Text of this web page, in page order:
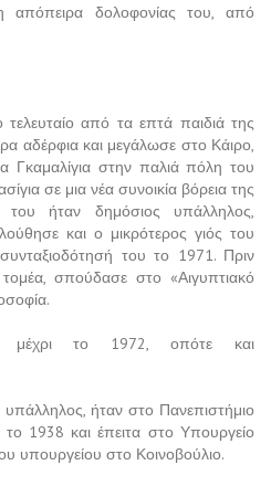
απόπειρα δολοφονίας του, από
από τα επτά παιδιά της
αδέρφια και μεγάλωσε στο Κάιρο,
Γκαμαλίγια στην παλιά πόλη του
σε μια νέα συνοικία βόρεια της
ήταν δημόσιος υπάλληλος,
και ο μικρότερος γιός του
του το 1971. Πριν
σπούδασε στο «Αιγυπτιακό
μέχρι το 1972, οπότε και
ήταν στο Πανεπιστήμιο
1938 και έπειτα στο Υπουργείο
υπουργείου στο Κοινοβούλιο.